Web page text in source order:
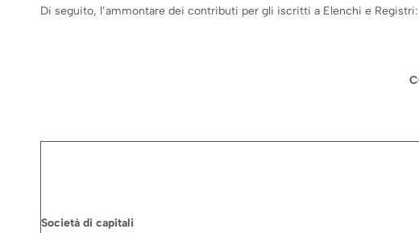
Di seguito, l’ammontare dei contributi per gli iscritti a Elenchi e Registri:
Società di capitali